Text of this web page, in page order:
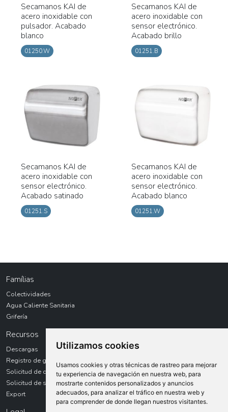
Utilizamos cookies
Usamos cookies y otras técnicas de rastreo para mejorar
tu experiencia de navegación en nuestra web, para
mostrarte contenidos personalizados y anuncios
adecuados, para analizar el tráfico en nuestra web y
para comprender de donde llegan nuestros visitantes.
Secamanos KAI de
acero inoxidable con
pulsador. Acabado
blanco
01250.W
Secamanos KAI de
acero inoxidable con
sensor electrónico.
Acabado brillo
01251.B
Secamanos KAI de
acero inoxidable con
sensor electrónico.
Acabado satinado
01251.S
Secamanos KAI de
acero inoxidable con
sensor electrónico.
Acabado blanco
01251.W
Famílias
Colectividades
Agua Caliente Sanitaria
Grifería
Recursos
Descargas
Registro de garantías
Solicitud de devolución
Solicitud de servicio técnico
Export